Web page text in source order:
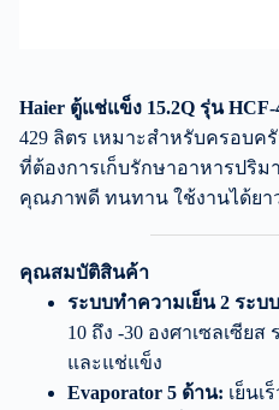
Haier ตู้แช่แข็ง 15.2Q รุ่น HCF-
429 ลิตร เหมาะสำหรับครอบ
ที่ต้องการเก็บรักษาอาหารปริ
คุณภาพดี ทนทาน ใช้งานได้ยา
คุณสมบัติสินค้า
ระบบทำความเย็น 2 ระบ
10 ถึง -30 องศาเซลเซีย
และแช่แข็ง
Evaporator 5 ด้าน: เย็นเ